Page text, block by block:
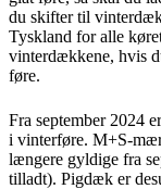
du skifter til
Tyskland for alle
vinterdækkene, hvis
føre.
Fra september 2024
i vinterføre. M+S-
længere gyldige fra
tilladt). Pigdæk er